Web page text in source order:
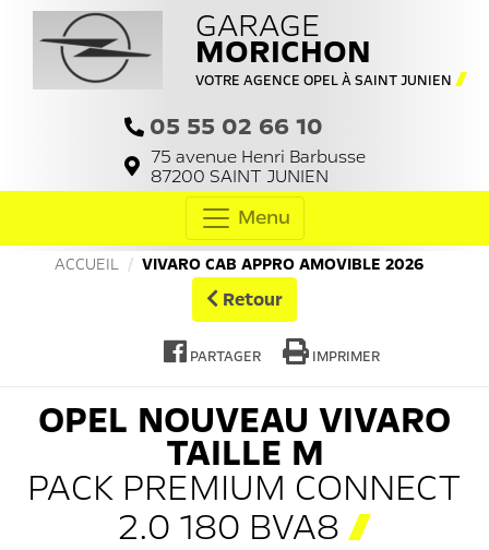
GARAGE
MORICHON
VOTRE AGENCE OPEL À SAINT JUNIEN
05 55 02 66 10
75 avenue Henri Barbusse
87200 SAINT JUNIEN
Menu
ACCUEIL VIVARO CAB APPRO AMOVIBLE 2026
Retour
PARTAGER IMPRIMER
OPEL NOUVEAU VIVARO
TAILLE M
PACK PREMIUM CONNECT
2.0 180 BVA8